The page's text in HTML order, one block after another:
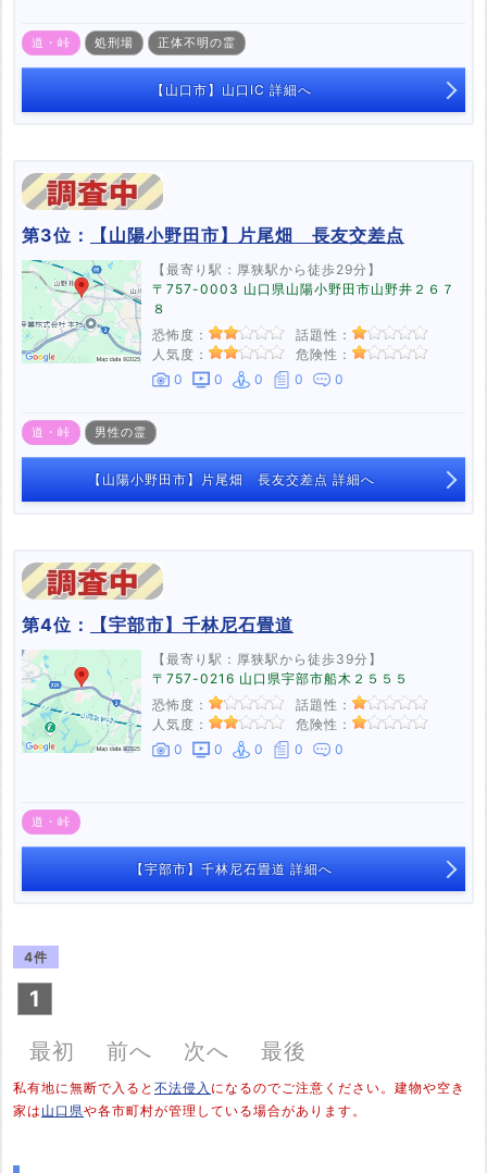
道・峠 処刑場 正体不明の霊
【山口市】山口IC 詳細へ
第3位： 【山陽小野田市】片尾畑 長友交差点
【最寄り駅：厚狭駅から徒歩29分】
〒757-0003 山口県山陽小野田市山野井２６７
８
恐怖度：
話題性：
人気度：
危険性：
0
0 0 0 0
道・峠 男性の霊
【山陽小野田市】片尾畑 長友交差点 詳細へ
第4位： 【宇部市】千林尼石畳道
【最寄り駅：厚狭駅から徒歩39分】
〒757-0216 山口県宇部市船木２５５５
恐怖度：
話題性：
人気度：
危険性：
0
0 0 0 0
道・峠
【宇部市】千林尼石畳道 詳細へ
4件
1
最初
前へ 次へ 最後
私有地に無断で入ると 不法侵入 になるのでご注意ください。建物や空き
家は 山口県や各市町村が管理している場合があります。